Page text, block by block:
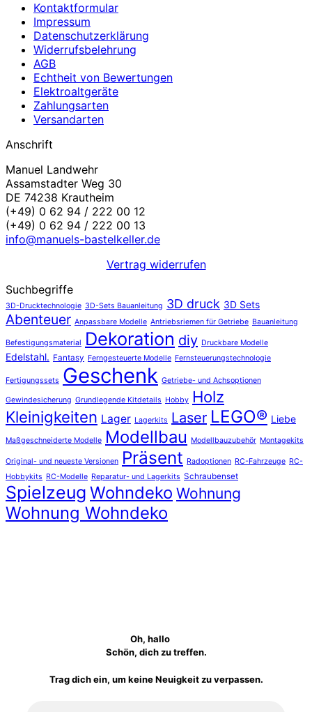
Kontaktformular
Impressum
Datenschutzerklärung
Widerrufsbelehrung
AGB
Echtheit von Bewertungen
Elektroaltgeräte
Zahlungsarten
Versandarten
Anschrift
Manuel Landwehr
Assamstadter Weg 30
DE 74238 Krautheim
(+49) 0 62 94 / 222 00 12
(+49) 0 62 94 / 222 00 13
info@manuels-bastelkeller.de
Vertrag widerrufen
Suchbegriffe
3D-Drucktechnologie 3D-Sets Bauanleitung 3D druck 3D Sets
Abenteuer Anpassbare Modelle Antriebsriemen für Getriebe Bauanleitung
Befestigungsmaterial Dekoration diy Druckbare Modelle
Edelstahl. Fantasy Ferngesteuerte Modelle Fernsteuerungstechnologie
Fertigungssets Geschenk Getriebe- und Achsoptionen
Gewindesicherung Grundlegende Kitdetails Hobby Holz
Kleinigkeiten Lager Lagerkits Laser LEGO® Liebe
Maßgeschneiderte Modelle Modellbau Modellbauzubehör Montagekits
Original- und neueste Versionen Präsent Radoptionen RC-Fahrzeuge RC-
Hobbykits RC-Modelle Reparatur- und Lagerkits Schraubenset
Spielzeug Wohndeko Wohnung
Wohnung Wohndeko
Oh, hallo
Schön, dich zu treffen.
Trag dich ein, um keine Neuigkeit zu verpassen.